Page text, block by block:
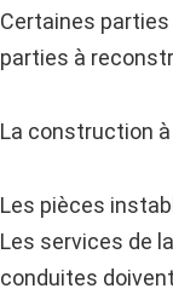
Certaines
parties à
La construction à
Les pièces
Les services de
conduites